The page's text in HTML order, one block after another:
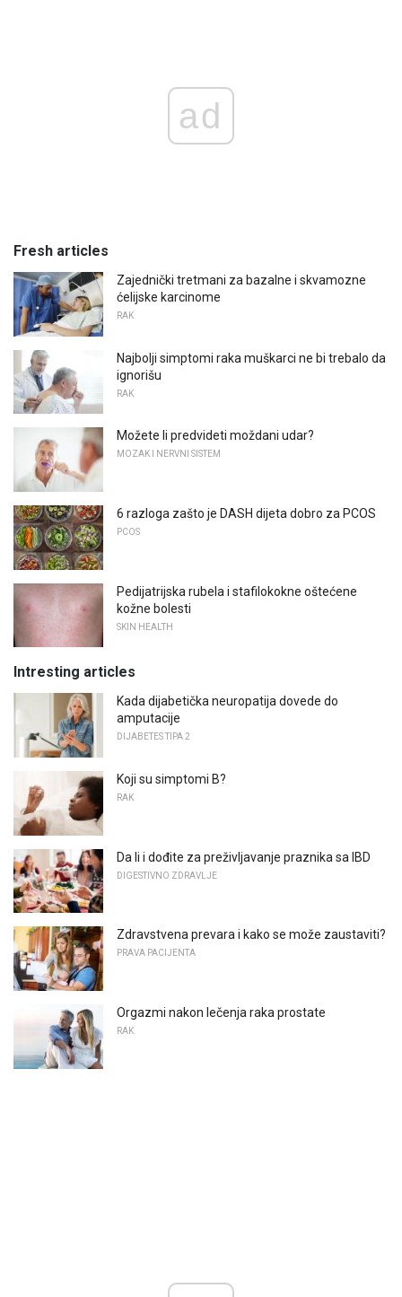
ad
Fresh articles
Zajednički tretmani za bazalne i skvamozne
ćelijske karcinome
RAK
Najbolji simptomi raka muškarci ne bi trebalo da
ignorišu
RAK
Možete li predvideti moždani udar?
MOZAK I NERVNI SISTEM
6 razloga zašto je DASH dijeta dobro za PCOS
PCOS
Pedijatrijska rubela i stafilokokne oštećene
kožne bolesti
SKIN HEALTH
Intresting articles
Kada dijabetička neuropatija dovede do
amputacije
DIJABETES TIPA 2
Koji su simptomi B?
RAK
Da li i dođite za preživljavanje praznika sa IBD
DIGESTIVNO ZDRAVLJE
Zdravstvena prevara i kako se može zaustaviti?
PRAVA PACIJENTA
Orgazmi nakon lečenja raka prostate
RAK